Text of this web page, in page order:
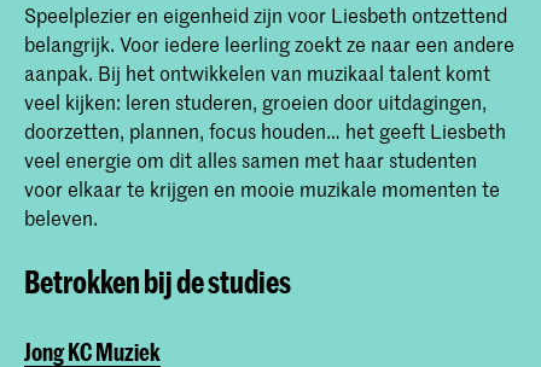
Speelplezier en eigenheid zijn voor Liesbeth ontzettend
belangrijk. Voor iedere leerling zoekt ze naar een andere
aanpak. Bij het ontwikkelen van muzikaal talent komt
veel kijken: leren studeren, groeien door uitdagingen,
doorzetten, plannen, focus houden… het geeft Liesbeth
veel energie om dit alles samen met haar studenten
voor elkaar te krijgen en mooie muzikale momenten te
beleven.
Betrokken bij de studies
Jong KC Muziek